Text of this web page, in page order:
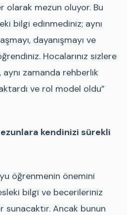
olarak mezun oluyor. Bu
bilgi edinmediniz; aynı
dayanışmayı ve
Hocalarınız sizlere
zamanda rehberlik
ve rol model oldu”
kendinizi sürekli
öğrenmenin önemini
bilgi ve becerileriniz
sunacaktır. Ancak bunun